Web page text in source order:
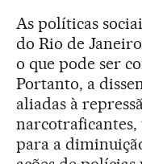
As políticas
do Rio de
o que pode ser
Portanto, a
aliadas à
para a